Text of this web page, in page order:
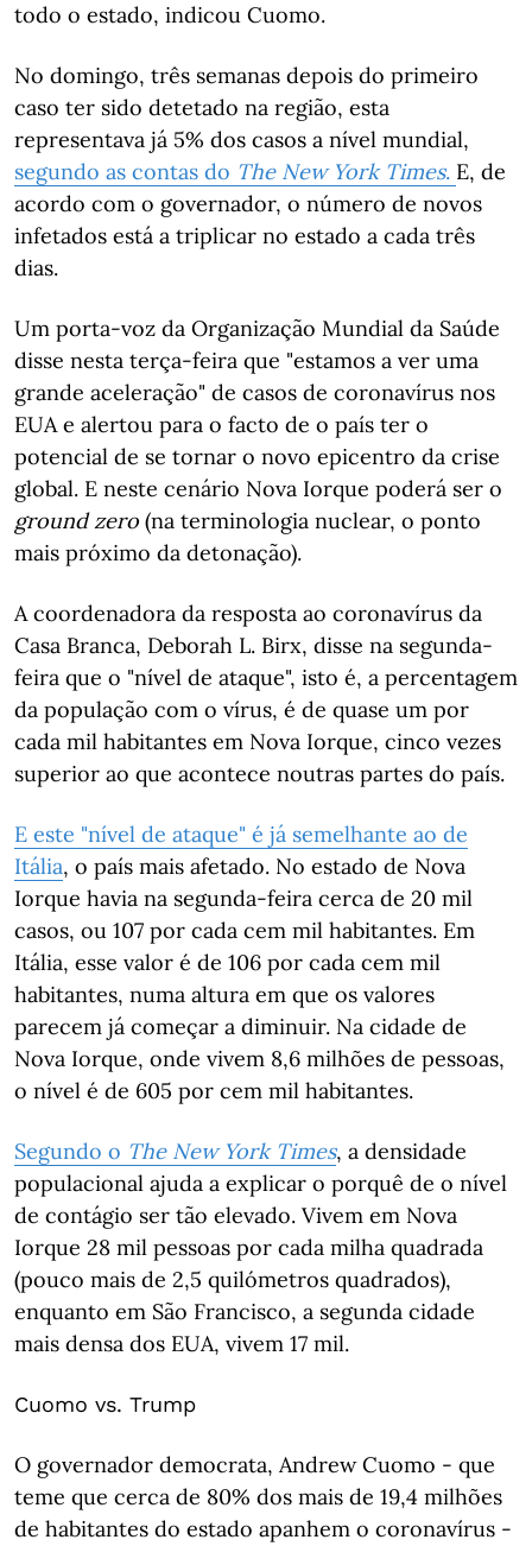
todo o estado, indicou Cuomo.
No domingo, três semanas depois do primeiro
caso ter sido detetado na região, esta
representava já 5% dos casos a nível mundial,
segundo as contas do The New York Times. E, de
acordo com o governador, o número de novos
infetados está a triplicar no estado a cada três
dias.
Um porta-voz da Organização Mundial da Saúde
disse nesta terça-feira que "estamos a ver uma
grande aceleração" de casos de coronavírus nos
EUA e alertou para o facto de o país ter o
potencial de se tornar o novo epicentro da crise
global. E neste cenário Nova Iorque poderá ser o
ground zero (na terminologia nuclear, o ponto
mais próximo da detonação).
A coordenadora da resposta ao coronavírus da
Casa Branca, Deborah L. Birx, disse na segunda-
feira que o "nível de ataque", isto é, a percentagem
da população com o vírus, é de quase um por
cada mil habitantes em Nova Iorque, cinco vezes
superior ao que acontece noutras partes do país.
E este "nível de ataque" é já semelhante ao de
Itália, o país mais afetado. No estado de Nova
Iorque havia na segunda-feira cerca de 20 mil
casos, ou 107 por cada cem mil habitantes. Em
Itália, esse valor é de 106 por cada cem mil
habitantes, numa altura em que os valores
parecem já começar a diminuir. Na cidade de
Nova Iorque, onde vivem 8,6 milhões de pessoas,
o nível é de 605 por cem mil habitantes.
Segundo o The New York Times, a densidade
populacional ajuda a explicar o porquê de o nível
de contágio ser tão elevado. Vivem em Nova
Iorque 28 mil pessoas por cada milha quadrada
(pouco mais de 2,5 quilómetros quadrados),
enquanto em São Francisco, a segunda cidade
mais densa dos EUA, vivem 17 mil.
Cuomo vs. Trump
O governador democrata, Andrew Cuomo - que
teme que cerca de 80% dos mais de 19,4 milhões
de habitantes do estado apanhem o coronavírus -